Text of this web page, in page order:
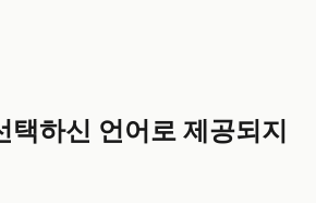
택하신 언어로 제공되지